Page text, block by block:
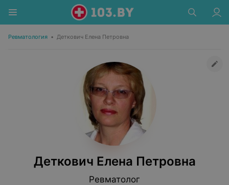
Ревматология • Деткович Елена Петровна
Деткович Елена Петровна
Ревматолог